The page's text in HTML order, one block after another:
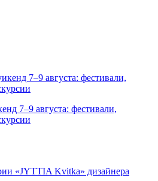
7–9 августа: фестивали,